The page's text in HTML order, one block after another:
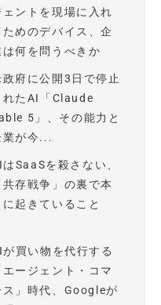
ェントを現場に入れ
ためのデバイス、企
は何を問うべきか
政府に公開3日で停止
れたAI「Claude
5」、その能力と
業が今...
SaaSを殺さない、
共存戦争」の裏で本
に起きていること
買い物を代行する
エージェント・コマ
ス」時代、Googleが